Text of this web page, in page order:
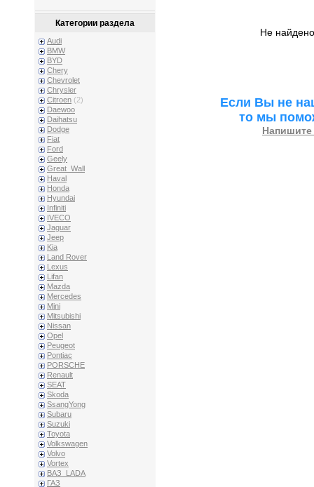
Категории раздела
Audi
BMW
BYD
Chery
Chevrolet
Chrysler
Citroen (2)
Daewoo
Daihatsu
Dodge
Fiat
Ford
Geely
Great_Wall
Haval
Honda
Hyundai
Infiniti
IVECO
Jaguar
Jeep
Kia
Land Rover
Lexus
Lifan
Mazda
Mercedes
Mini
Mitsubishi
Nissan
Opel
Peugeot
Pontiac
PORSCHE
Renault
SEAT
Skoda
SsangYong
Subaru
Suzuki
Toyota
Volkswagen
Volvo
Vortex
ВАЗ_LADA
ГАЗ
Не
Если Вы не
то мы
Напишите